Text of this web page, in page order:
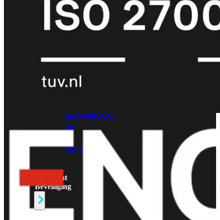
Protection Enterprise
Protection SOC
as
Alles
bekijken
BundelsSOC
as
Service
Endpoint
Beveiliging